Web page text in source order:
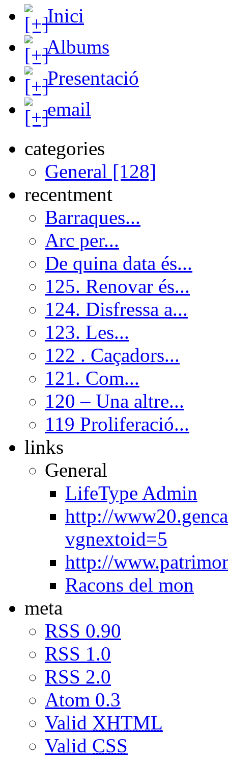
Inici
Albums
Presentació
email
categories
General [128]
recentment
Barraques...
Arc per...
De quina data és...
125. Renovar és...
124. Disfressa a...
123. Les...
122 . Caçadors...
121. Com...
120 – Una altre...
119 Proliferació...
links
General
LifeType Admin
http://
vgnextoid=5
http://
Racons del mon
meta
RSS 0.90
RSS 1.0
RSS 2.0
Atom 0.3
Valid XHTML
Valid CSS